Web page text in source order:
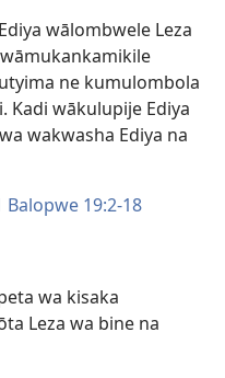
Ediya wālombwele Leza
ne kumulombola
wākulupije Ediya
wakwasha Ediya na
Balopwe 19:2-18
wa kisaka
Leza wa bine na